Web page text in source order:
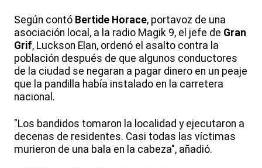
Según contó Bertide Horace, portavoz de una
asociación local, a la radio Magik 9, el jefe de Gran
Grif, Luckson Elan, ordenó el asalto contra la
población después de que algunos conductores
de la ciudad se negaran a pagar dinero en un peaje
que la pandilla había instalado en la carretera
nacional.
"Los bandidos tomaron la localidad y ejecutaron a
decenas de residentes. Casi todas las víctimas
murieron de una bala en la cabeza", añadió.